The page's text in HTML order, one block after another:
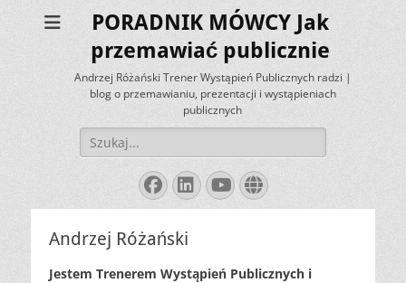
PORADNIK MÓWCY Jak
przemawiać publicznie
Andrzej Różański Trener Wystąpień Publicznych radzi |
blog o przemawianiu, prezentacji i wystąpieniach
publicznych
Szukaj:
Facebook
LinkedIn
YouTube
Website
Andrzej Różański
Jestem Trenerem Wystąpień Publicznych i